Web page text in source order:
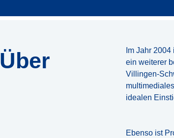
Über
Im Jahr
ein weiterer
Villingen-
idealen
Ebenso ist